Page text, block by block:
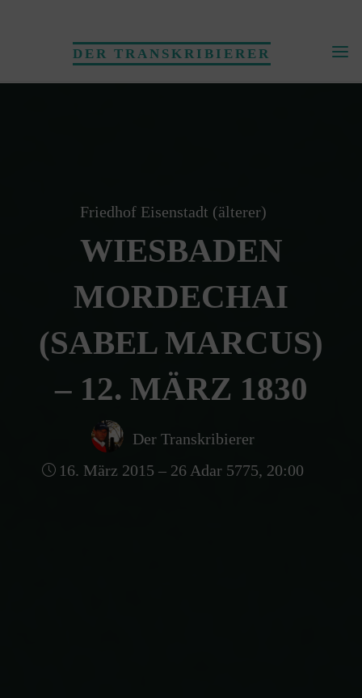
DER TRANSKRIBIERER
Friedhof Eisenstadt (älterer)
WIESBADEN
MORDECHAI
(SABEL MARCUS)
– 12. MÄRZ 1830
Der Transkribierer
16. März 2015 – 26 Adar 5775, 20:00